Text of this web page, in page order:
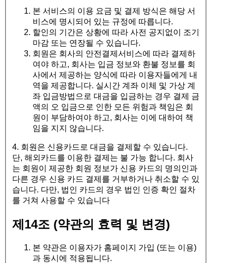
본 서비스의 이용 요금 및 결제 방식은 해당 서
비스에 명시되어 있는 규정에 따릅니다.
할인의 기간은 상황에 따라 사전 공지없이 조기
마감 또는 연장될 수 있습니다.
회원은 회사의 안전결제서비스에 따라 결제하
여야 하고, 회사는 입금 정보와 환불 정보를 회
사에서 제공하는 양식에 따라 이용자들에게 내
역을 제공합니다. 실시간 계좌 이체 및 가상 계
좌 입금방법으로 대금을 입금하는 경우 결제 금
액의 오 입금으로 인한 모든 위험과 책임은 회
원이 부담하여야 하고, 회사는 이에 대하여 책
임을 지지 않습니다.
4. 회원은 신용카드로 대금을 결제할 수 있습니다.
단, 해외카드를 이용한 결제는 불 가능 합니다. 회사
는 회원이 제공한 회원 정보가 신용 카드의 명의인과
다른 경우 신용 카드 결제를 거부하거나 취소할 수 있
습니다. 다만, 법인 카드의 경우 법인 인증 확인 절차
를 거쳐 사용할 수 있습니다
제14조 (약관의 효력 및 변경)
본 약관은 이용자가 홈페이지 가입 (또는 이용)
과 동시에 적용됩니다.